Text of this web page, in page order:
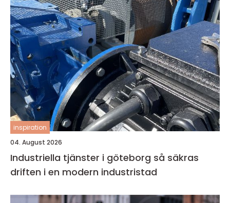
inspiration
04. August 2026
Industriella tjänster i göteborg så säkras
driften i en modern industristad